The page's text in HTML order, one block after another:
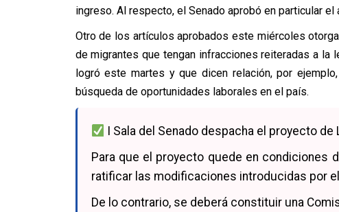
ingreso. Al respecto, el Senado aprobó en particular
Otro de los artículos aprobados este miércoles
de migrantes que tengan infracciones reiteradas a la
logró este martes y que dicen relación, por
búsqueda de oportunidades laborales en el país.
I Sala del Senado despacha el proyecto
Para que el proyecto quede en condiciones
ratificar las modificaciones introducidas por
De lo contrario, se deberá constituir una